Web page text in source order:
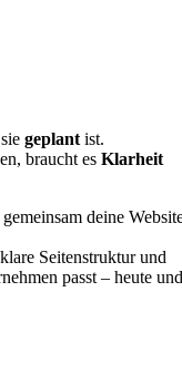
geplant ist.
braucht es Klarheit
deine
Seitenstruktur und
passt – heute und